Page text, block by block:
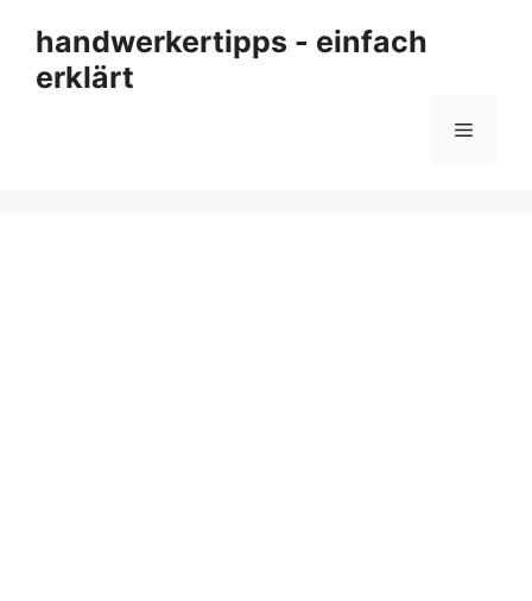
Inhalt
springen
handwerkertipps - einfach
erklärt
Menü